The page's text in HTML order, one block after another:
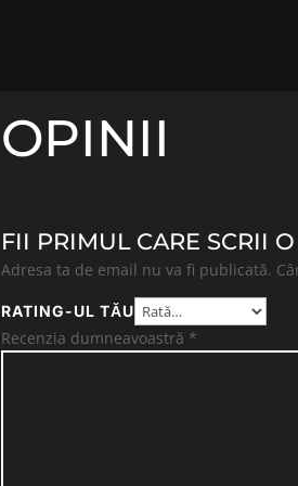
OPINII
FII PRIMUL CARE SCRII
Adresa ta de email nu va fi publicată.
RATING-UL TĂU
Recenzia dumneavoastră *